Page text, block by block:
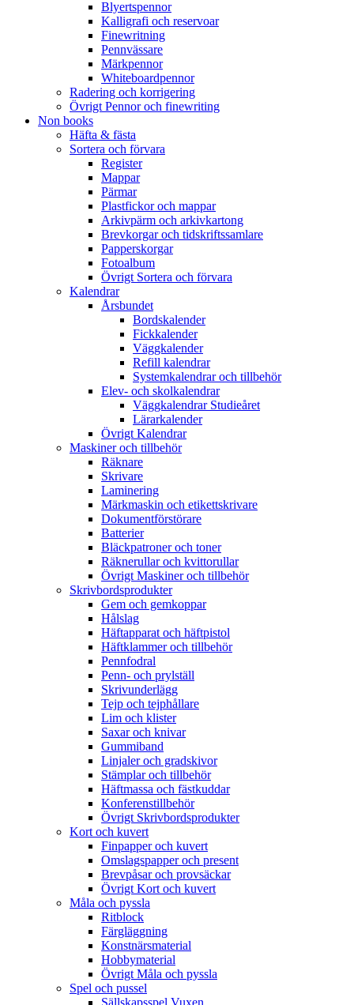
Blyertspennor
Kalligrafi och reservoar
Finewritning
Pennvässare
Märkpennor
Whiteboardpennor
Radering och korrigering
Övrigt Pennor och finewriting
Non books
Häfta & fästa
Sortera och förvara
Register
Mappar
Pärmar
Plastfickor och mappar
Arkivpärm och arkivkartong
Brevkorgar och tidskriftssamlare
Papperskorgar
Fotoalbum
Övrigt Sortera och förvara
Kalendrar
Årsbundet
Bordskalender
Fickkalender
Väggkalender
Refill kalendrar
Systemkalendrar och tillbehör
Elev- och skolkalendrar
Väggkalendrar Studieåret
Lärarkalender
Övrigt Kalendrar
Maskiner och tillbehör
Räknare
Skrivare
Laminering
Märkmaskin och etikettskrivare
Dokumentförstörare
Batterier
Bläckpatroner och toner
Räknerullar och kvittorullar
Övrigt Maskiner och tillbehör
Skrivbordsprodukter
Gem och gemkoppar
Hålslag
Häftapparat och häftpistol
Häftklammer och tillbehör
Pennfodral
Penn- och prylställ
Skrivunderlägg
Tejp och tejphållare
Lim och klister
Saxar och knivar
Gummiband
Linjaler och gradskivor
Stämplar och tillbehör
Häftmassa och fästkuddar
Konferenstillbehör
Övrigt Skrivbordsprodukter
Kort och kuvert
Finpapper och kuvert
Omslagspapper och present
Brevpåsar och provsäckar
Övrigt Kort och kuvert
Måla och pyssla
Ritblock
Färgläggning
Konstnärsmaterial
Hobbymaterial
Övrigt Måla och pyssla
Spel och pussel
Sällskapsspel Vuxen